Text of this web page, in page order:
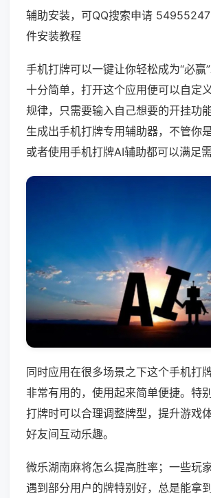
辅助安装，可QQ搜索申请
件安装教程
手机打牌可以一键让你轻松成为“必赢
十分简单，打开这个应用便可以自定
规律，只需要输入自己想要的开挂功
生成出手机打牌专用辅助器，不管你
或者使用手机打牌AI辅助都可以满足需
同时应用在很多场景之下这个手机打
非常有用的，使用起来简单便捷。特
打牌时可以合理调整牌型，提升游戏
好友间互动乐趣。
微乐湖南麻将怎么提高胜率；一些玩
遇到部分用户的牌特别好，总是能拿